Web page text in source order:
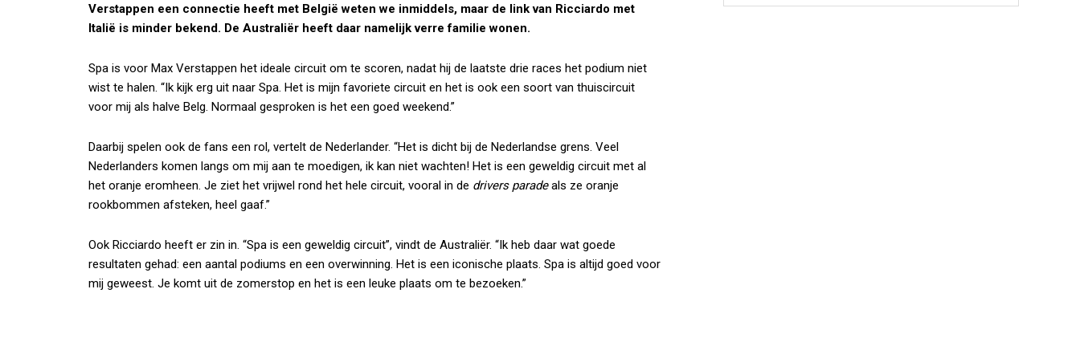
Verstappen een connectie heeft met België weten we inmiddels, maar de link van Ricciardo met
Italië is minder bekend. De Australiër heeft daar namelijk verre familie wonen.
Spa is voor Max Verstappen het ideale circuit om te scoren, nadat hij de laatste drie races het podium niet
wist te halen. “Ik kijk erg uit naar Spa. Het is mijn favoriete circuit en het is ook een soort van thuiscircuit
voor mij als halve Belg. Normaal gesproken is het een goed weekend.”
Daarbij spelen ook de fans een rol, vertelt de Nederlander. “Het is dicht bij de Nederlandse grens. Veel
Nederlanders komen langs om mij aan te moedigen, ik kan niet wachten! Het is een geweldig circuit met al
het oranje eromheen. Je ziet het vrijwel rond het hele circuit, vooral in de drivers paradeals ze oranje
rookbommen afsteken, heel gaaf.”
Ook Ricciardo heeft er zin in. “Spa is een geweldig circuit”, vindt de Australiër. “Ik heb daar wat goede
resultaten gehad: een aantal podiums en een overwinning. Het is een iconische plaats. Spa is altijd goed voor
mij geweest. Je komt uit de zomerstop en het is een leuke plaats om te bezoeken.”